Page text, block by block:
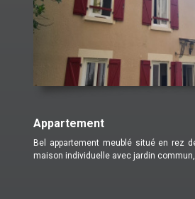
Appartement
Bel appartement meublé situé en rez
maison individuelle avec jardin commun,